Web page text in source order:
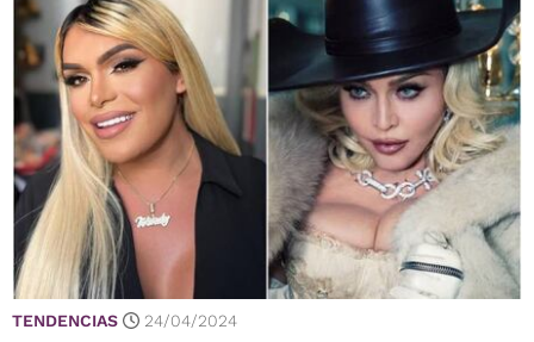
TENDENCIAS 24/04/2024